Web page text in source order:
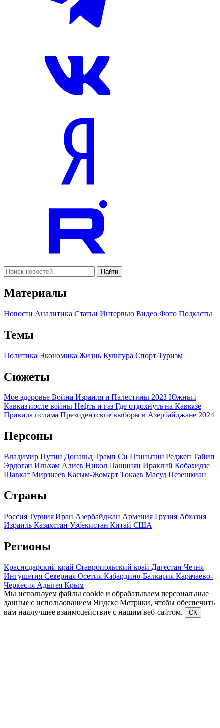
Найти
Материалы
Новости Аналитика Статьи Интервью Видео Фото Подкасты
Темы
Политика Экономика Жизнь Культура Спорт Туризм
Сюжеты
Мое здоровье Война Израиля и Палестины 2023 Южный
Кавказ после войны Нефть и газ Где отдохнуть на Кавказе
Правила ислама Президентские выборы в Азербайджане 2024
Персоны
Владимир Путин Дональд Трамп Си Цзиньпин Реджеп Тайип
Эрдоган Ильхам Алиев Никол Пашинян Ираклий Кобахидзе
Шавкат Мирзиеев Касым-Жомарт Токаев Масуд Пезешкиан
Страны
Россия Турция Иран Азербайджан Армения Грузия Абхазия
Израиль Казахстан Узбекистан Китай США
Регионы
Краснодарский край Ставропольский край Дагестан Чечня
Ингушетия Северная Осетия Кабардино-Балкария Карачаево-
Черкесия Адыгея Крым
Мы используем файлы cookie и обрабатываем персональные
данные с использованием Яндекс Метрики, чтобы обеспечить
вам наилучшее взаимодействие с нашим веб-сайтом.
ОК